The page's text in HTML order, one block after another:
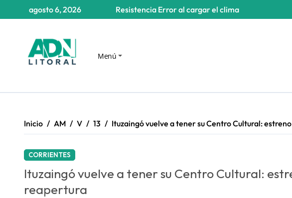
Resistencia Error al cargar el clima
agosto 6, 2026
Menú
Inicio AM V 13 Ituzaingó vuelve a tener su Centro Cultural:
CORRIENTES
Ituzaingó vuelve a tener su Centro Cultural:
reapertura